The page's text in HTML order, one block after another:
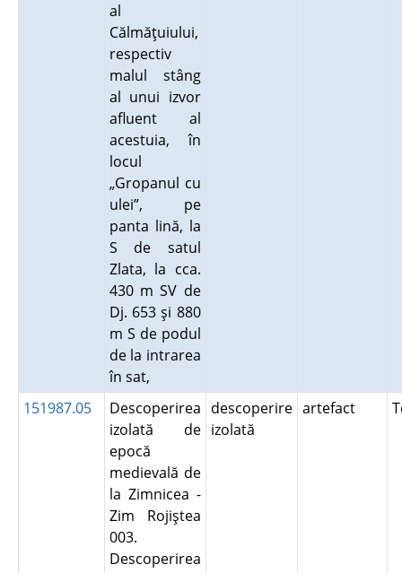
al
Călmăţuiului,
respectiv
malul stâng
al unui izvor
afluent al
acestuia, în
locul
„Gropanul cu
ulei”, pe
panta lină, la
S de satul
Zlata, la cca.
430 m SV de
Dj. 653 şi 880
m S de podul
de la intrarea
în sat,
151987.05
Descoperirea
izolată de
epocă
medievală de
la Zimnicea -
Zim Rojiştea
003.
Descoperirea
descoperire
izolată
artefact